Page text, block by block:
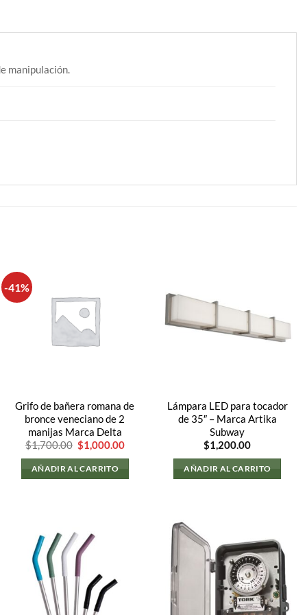
manipulación.
-41%
Grifo de bañera romana de
bronce veneciano de 2
manijas Marca Delta
$1,700.00 El
precio
original
era:
$1,700.00.
$1,000.00El
$1,000.00.
AÑADIR AL CARRITO
Lámpara LED para tocador
de 35″ – Marca Artika
Subway
$1,200.00
AÑADIR AL CARRITO